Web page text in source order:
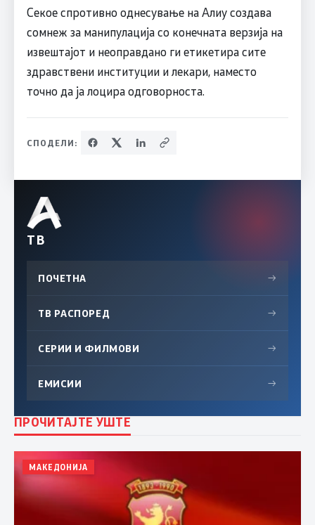
Секое спротивно однесување на Алиу создава
сомнеж за манипулација со конечната верзија на
извештајот и неоправдано ги етикетира сите
здравствени институции и лекари, наместо
точно да ја лоцира одговорноста.
СПОДЕЛИ:
ТВ
ПОЧЕТНА →
ТВ РАСПОРЕД →
СЕРИИ И ФИЛМОВИ →
ЕМИСИИ →
ПРОЧИТАЈТЕ УШТЕ
МАКЕДОНИЈА